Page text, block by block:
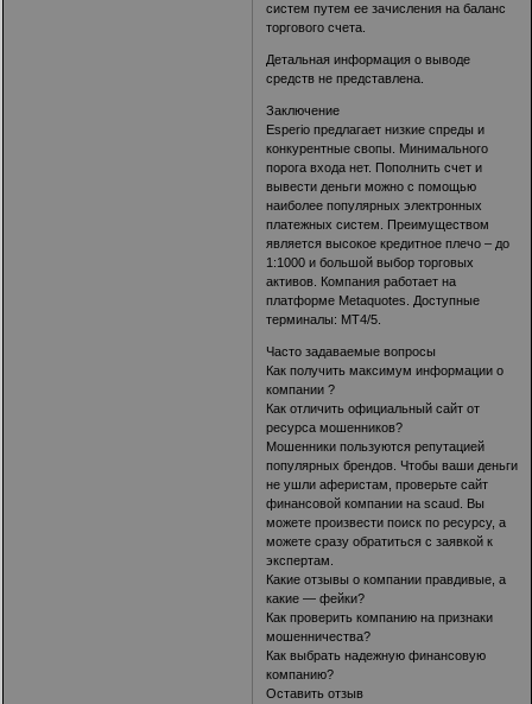
систем путем ее зачисления на баланс
торгового счета.
Детальная информация о выводе
средств не представлена.
Заключение
Esperio предлагает низкие спреды и
конкурентные свопы. Минимального
порога входа нет. Пополнить счет и
вывести деньги можно с помощью
наиболее популярных электронных
платежных систем. Преимуществом
является высокое кредитное плечо – до
1:1000 и большой выбор торговых
активов. Компания работает на
платформе Metaquotes. Доступные
терминалы: МТ4/5.
Часто задаваемые вопросы
Как получить максимум информации о
компании ?
Как отличить официальный сайт от
ресурса мошенников?
Мошенники пользуются репутацией
популярных брендов. Чтобы ваши деньги
не ушли аферистам, проверьте сайт
финансовой компании на scaud. Вы
можете произвести поиск по ресурсу, а
можете сразу обратиться с заявкой к
экспертам.
Какие отзывы о компании правдивые, а
какие — фейки?
Как проверить компанию на признаки
мошенничества?
Как выбрать надежную финансовую
компанию?
Оставить отзыв